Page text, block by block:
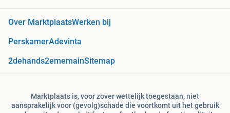
Over MarktplaatsWerken bij
PerskamerAdevinta
2dehands2ememainSitemap
Marktplaats is, voor zover wettelijk toegestaan, niet
aansprakelijk voor (gevolg)schade die voortkomt uit het gebruik